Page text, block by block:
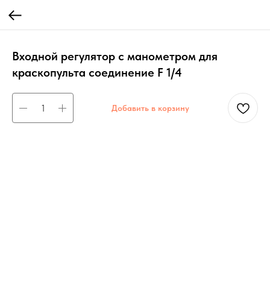
Входной регулятор с манометром для
краскопульта соединение F 1/4
Добавить в корзину